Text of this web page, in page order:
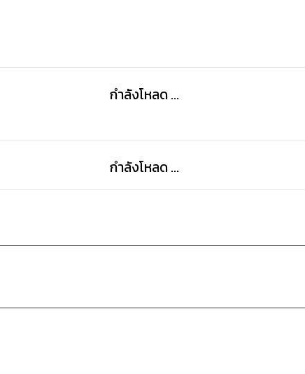
กำลังโหลด ...
กำลังโหลด ...